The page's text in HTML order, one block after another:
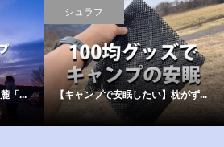
「...
シュラフ
【キャンプで安眠したい】枕がず...